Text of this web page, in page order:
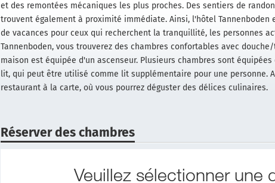
et des remontées mécaniques les plus proches. Des sentiers de
trouvent également à proximité immédiate. Ainsi, l'hôtel
de vacances pour ceux qui recherchent la tranquillité, les personnes
Tannenboden, vous trouverez des chambres confortables avec
maison est équipée d'un ascenseur. Plusieurs chambres sont
lit, qui peut être utilisé comme lit supplémentaire pour une personne.
restaurant à la carte, où vous pourrez déguster des délices culinaires.
Réserver des chambres
Veuillez sélectionner une